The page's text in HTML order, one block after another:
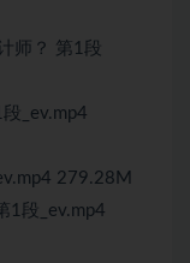
师？ 第1段
_ev.mp4
279.28M
1段_ev.mp4